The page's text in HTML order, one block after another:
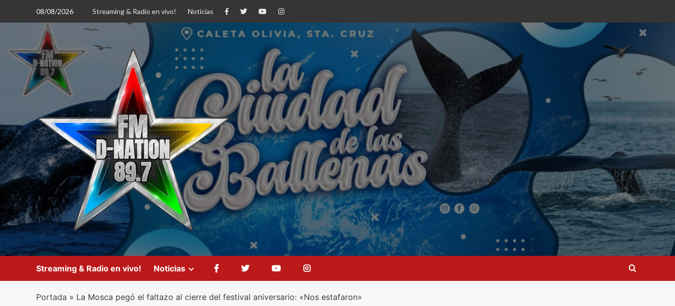
08/08/2026 Streaming & Radio en vivo! Noticias
Streaming & Radio en vivo! Noticias
Portada » La Mosca pegó el faltazo al cierre del festival aniversario: «Nos estafaron»